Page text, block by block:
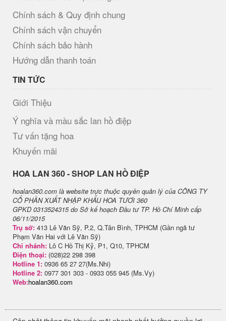
Chính sách & Quy định chung
Chính sách vận chuyển
Chính sách bảo hành
Hướng dẫn thanh toán
TIN TỨC
Giới Thiệu
Ý nghĩa và màu sắc lan hồ điệp
Tư vấn tặng hoa
Khuyến mãi
H​OA LAN 360 - SHOP LAN HỒ ĐIỆP
hoalan360.com là website trực thuộc quyền quản lý của CÔNG TY
CỔ PHẦN XUẤT NHẬP KHẨU HOA TƯƠI 360
GPKD 0313524315 do Sở kế hoạch Đầu tư TP. Hồ Chí Minh cấp
06/11/2015
Trụ sở: 413 Lê Văn Sỹ, P.2, Q.Tân Bình, TPHCM (Gần ngã tư
Phạm Văn Hai với Lê Văn Sỹ)
Chi nhánh: Lô C Hồ Thị Kỷ, P1, Q10, TPHCM
Điện thoại: (028)22 298 398
Hotline 1: 0936 65 27 27(Ms.Nhi)
Hotline 2: 0977 301 303 - 0933 055 945 (Ms.Vy)
Web:hoalan360.com